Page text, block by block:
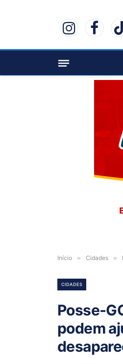
InstagramFacebook
Início » Cidades »
CIDADES
Posse-
podem